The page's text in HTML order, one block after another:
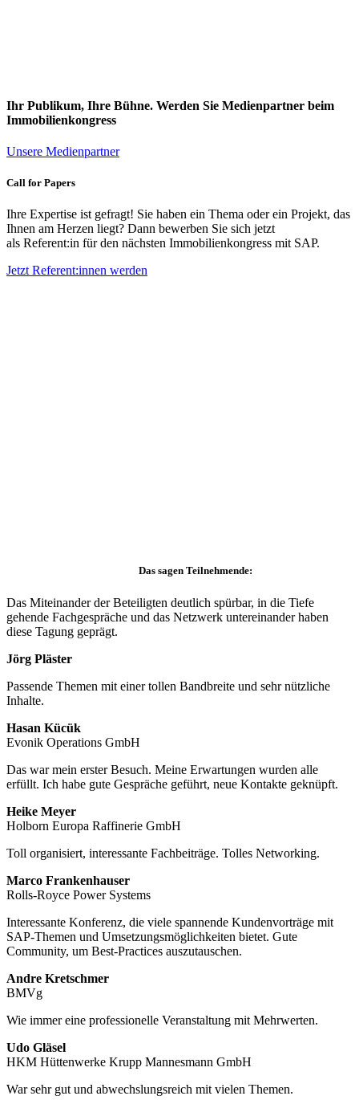
Ihr Publikum, Ihre Bühne. Werden Sie Medienpartner beim
Immobilienkongress
Unsere Medienpartner
Call for Papers
Ihre Expertise ist gefragt! Sie haben ein Thema oder ein Projekt, das
Ihnen am Herzen liegt? Dann bewerben Sie sich jetzt
als Referent:in für den nächsten Immobilienkongress mit SAP.
Jetzt Referent:innen werden
Das sagen Teilnehmende:
Das Miteinander der Beteiligten deutlich spürbar, in die Tiefe
gehende Fachgespräche und das Netzwerk untereinander haben
diese Tagung geprägt.
Jörg Pläster
Passende Themen mit einer tollen Bandbreite und sehr nützliche
Inhalte.
Hasan Kücük
Evonik Operations GmbH
Das war mein erster Besuch. Meine Erwartungen wurden alle
erfüllt. Ich habe gute Gespräche geführt, neue Kontakte geknüpft.
Heike Meyer
Holborn Europa Raffinerie GmbH
Toll organisiert, interessante Fachbeiträge. Tolles Networking.
Marco Frankenhauser
Rolls-Royce Power Systems
Interessante Konferenz, die viele spannende Kundenvorträge mit
SAP-Themen und Umsetzungsmöglichkeiten bietet. Gute
Community, um Best-Practices auszutauschen.
Andre Kretschmer
BMVg
Wie immer eine professionelle Veranstaltung mit Mehrwerten.
Udo Gläsel
HKM Hüttenwerke Krupp Mannesmann GmbH
War sehr gut und abwechslungsreich mit vielen Themen.